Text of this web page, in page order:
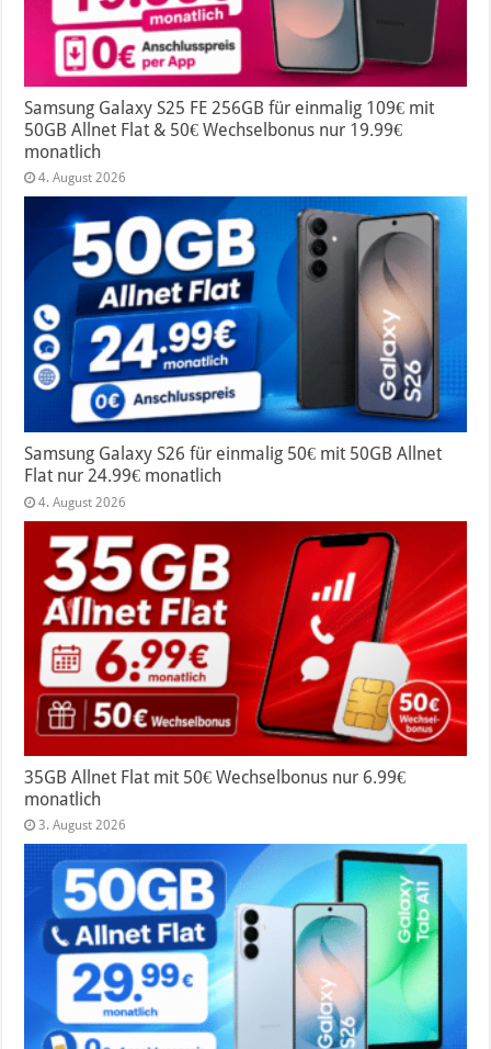
Samsung Galaxy S25 FE 256GB für einmalig 109€ mit
50GB Allnet Flat & 50€ Wechselbonus nur 19.99€
monatlich
4. August 2026
Samsung Galaxy S26 für einmalig 50€ mit 50GB Allnet
Flat nur 24.99€ monatlich
4. August 2026
35GB Allnet Flat mit 50€ Wechselbonus nur 6.99€
monatlich
3. August 2026